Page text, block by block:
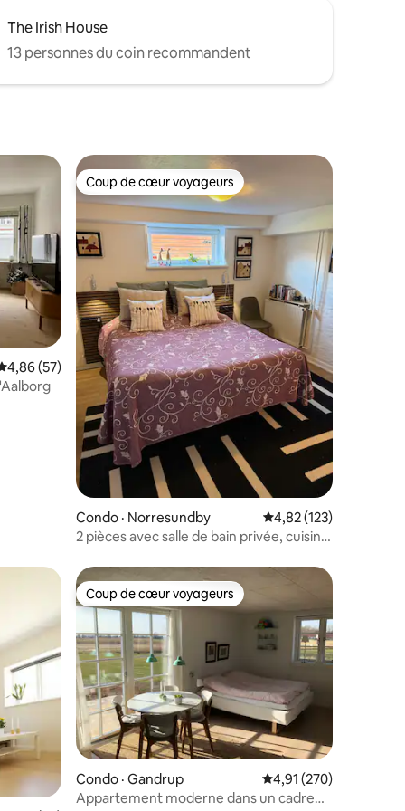
The Irish House
13 personnes du coin recommandent
moyenne de 4,86 sur 5, 57 commentaires
4,86 (57)
Coup de cœur voyageurs
Coup de cœur voyageurs
Condo · Norresundby Note moyenne de
4,82 (123)
2 pièces avec salle de bain privée, cuisine,
plus aimésCoup de cœur voyageurs
Coup de cœur voyageurs
Condo · Gandrup Note moyenne de
4,91 (270)
Appartement moderne dans un cadre